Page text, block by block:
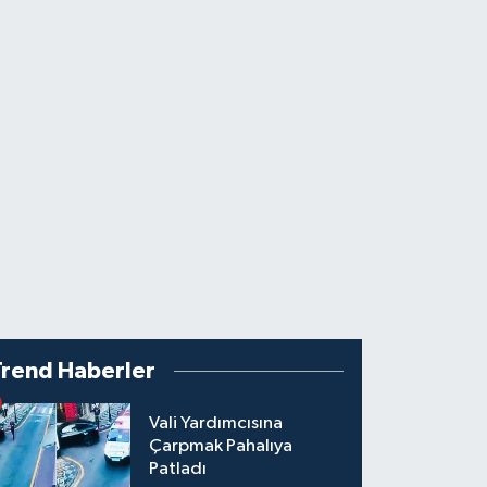
Haberler
Vali Yardımcısına
Çarpmak Pahalıya
Patladı